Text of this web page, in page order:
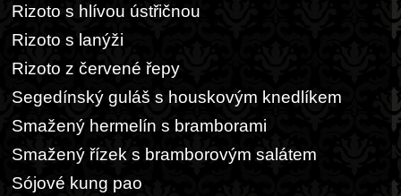
Rizoto s hlívou ústřičnou
Rizoto s lanýži
Rizoto z červené řepy
Segedínský guláš s houskovým knedlíkem
Smažený hermelín s bramborami
Smažený řízek s bramborovým salátem
Sójové kung pao